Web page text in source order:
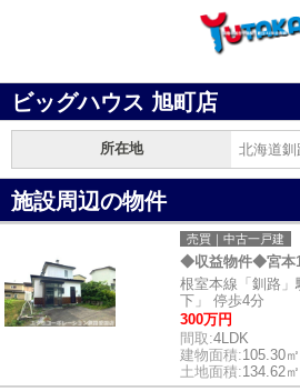
ビッグハウス 旭町店
所在地 北海道
施設周辺の物件
売買｜中古一戸建
◆収益物件◆宮本
根室本線「釧路
下」 停歩4分
300万円
間取:4LDK
建物面積:105.30
土地面積:134.62